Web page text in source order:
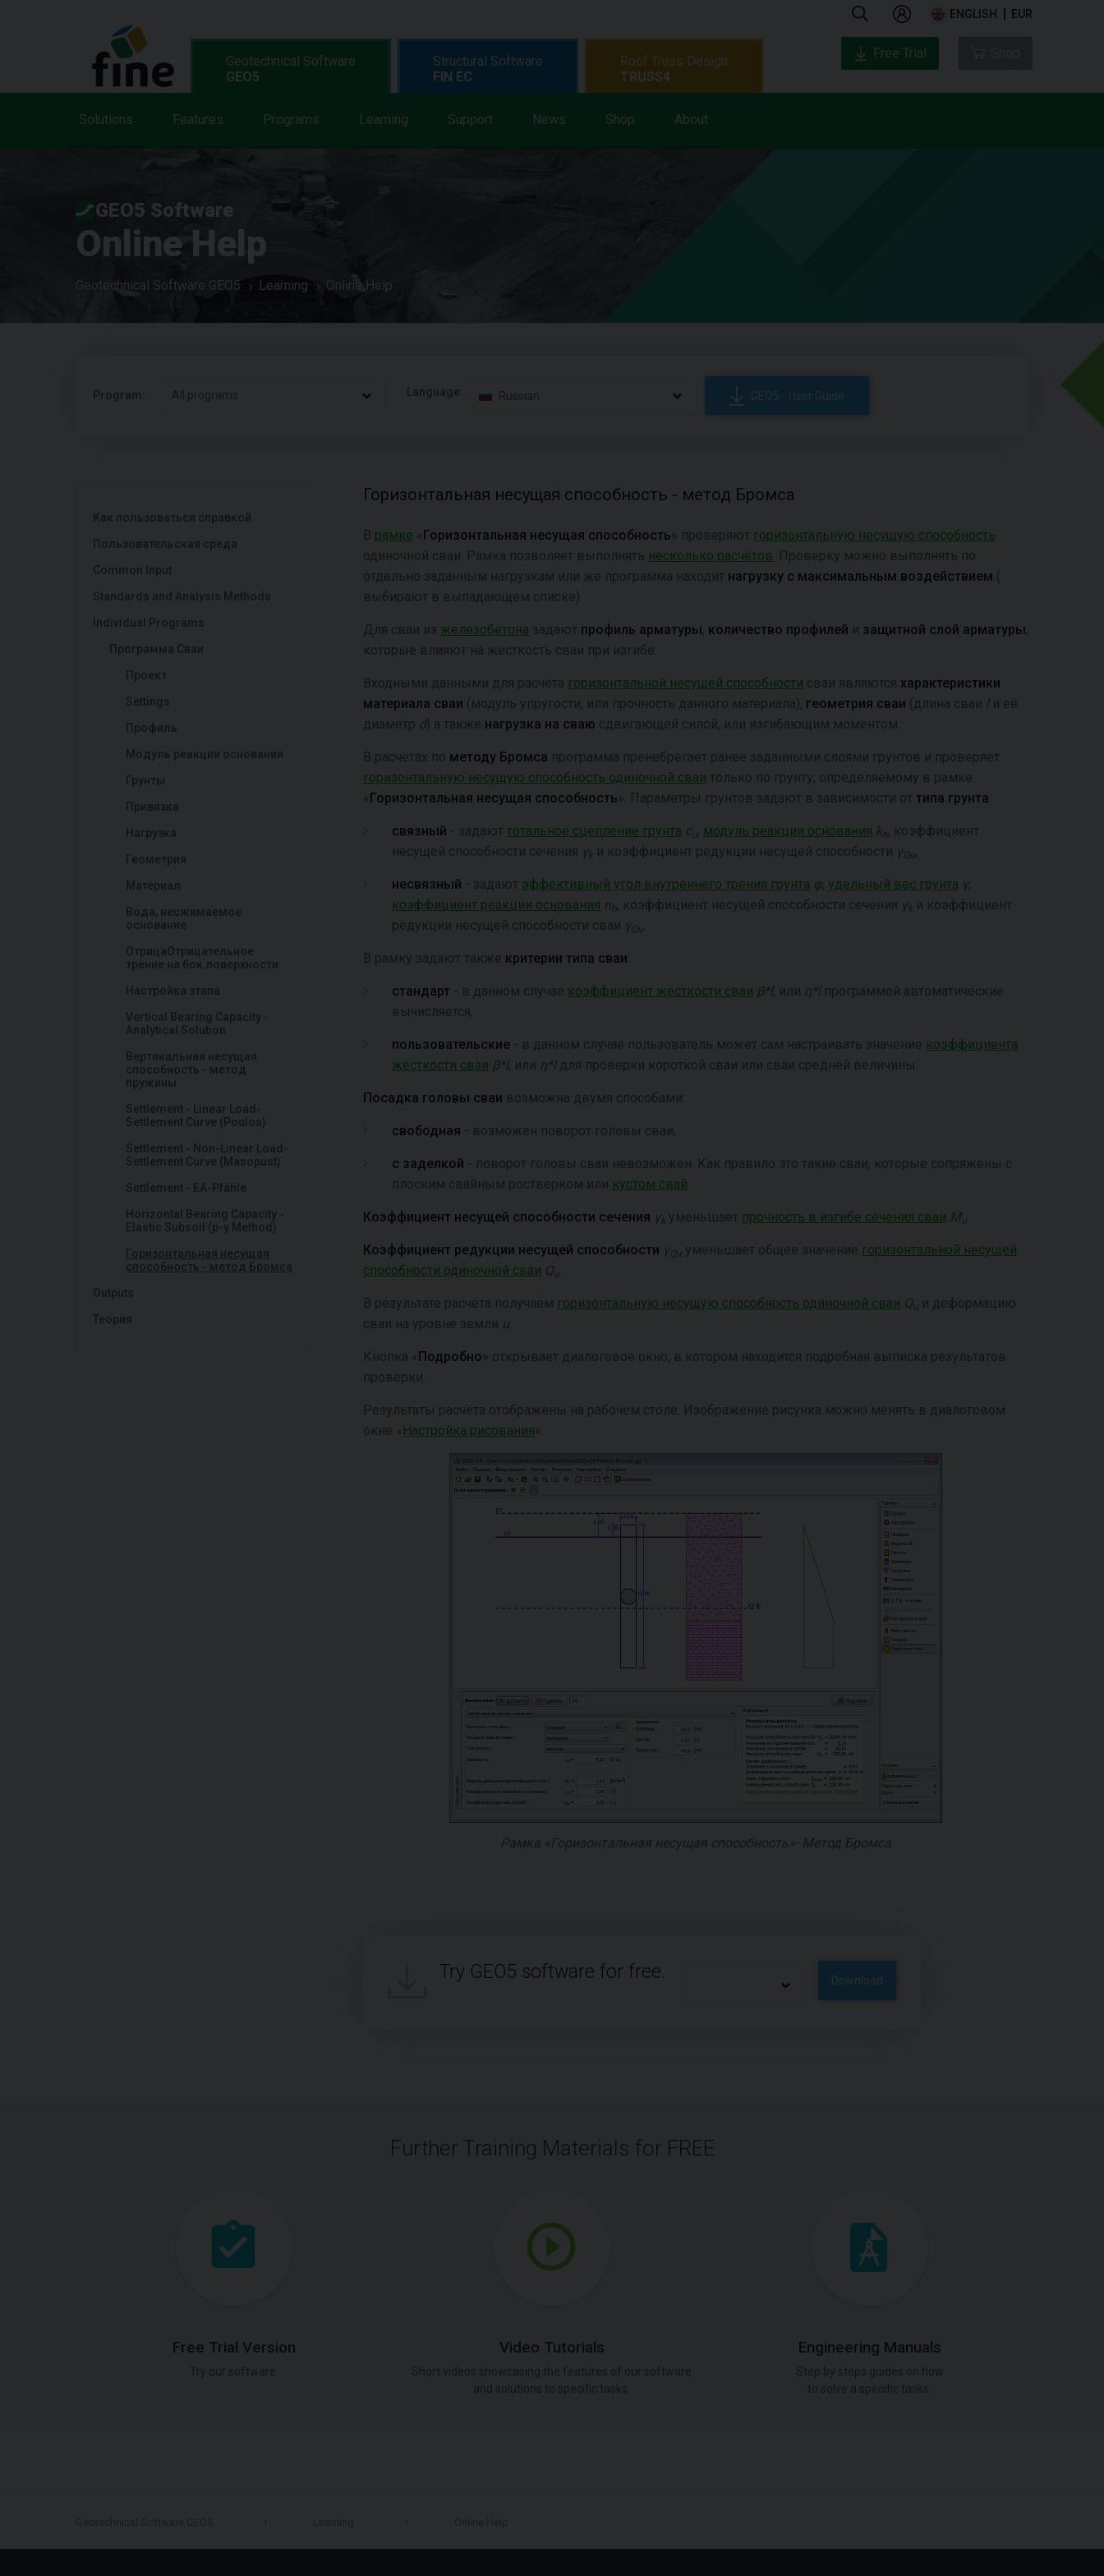
ENGLISH EUR
Geotechnical Software
GEO5
Solutions Features Programs Learning Support News Shop About
Structural Software
FIN EC
Roof Truss Design
TRUSS4
Free Trial
GEO5 Software
Online Help
Geotechnical Software GEO5 Learning Online Help
Program: All programs Language: Russian GEO5 - User Guide
Как пользоваться справкой
Пользовательская среда
Common Input
Standards and Analysis Methods
Individual Programs
Программа Сваи
Проект
Settings
Профиль
Модуль реакции основания
Грунты
Привязка
Нагрузка
Геометрия
Материал
Вода, несжимаемое
основание
ОтрицаОтрицательное
трение на бок.поверхности
Настройка зтапа
Vertical Bearing Capacity -
Analytical Solution
Вертикальная несущая
способность - метод
пружины
Settlement - Linear Load-
Settlement Curve (Poulos)
Settlement - Non-Linear Load-
Settlement Curve (Masopust)
Settlement - EA-Pfähle
Horizontal Bearing Capacity -
Elastic Subsoil (p-y Method)
Горизонтальная несущая
способность - метод Бромса
Outputs
Теория
Горизонтальная несущая способность - метод Бромса
В рамке « Горизонтальная несущая способность » проверяют горизонтальную несущую способность
одиночной сваи. Рамка позволяет выполнять несколько расчётов . Проверку можно выполнять по
отдельно заданным нагрузкам или же программа находит нагрузку с максимальным воздействием (
выбирают в выпадающем списке).
Для сваи из железобетона задают профиль арматуры, количество профилей и защитной слой арматуры,
которые влияют на жёсткость сваи при изгибе.
Входными данными для расчёта горизонтальной несущей способности сваи являются характеристики
материала сваи (модуль упругости, или прочность данного материала), геометрия сваи (длина сваи lи её
диаметр d) а также нагрузка на сваю сдвигающей силой, или изгибающим моментом.
В расчётах по методу Бромса программа пренебрегает ранее заданными слоями грунтов и проверяет
горизонтальную несущую способность одиночной сваи только по грунту, определяемому в рамке
« Горизонтальная несущая способность ». Параметры грунтов задают в зависимости от типа грунта
связный - задают тотальное сцепление грунта c u, модуль реакции основания kh , коэффициент
несущей способности сечения γk и коэффициент редукции несущей способности γ Qu,
несвязный - задают эффективный угол внутреннего трения грунта φ, удельный вес грунта γ,
коэффициент реакции основания nh , коэффициент несущей способности сечения γk и коэффициент
редукции несущей способности сваи γ Qu
В рамку задают также критерии типа сваи
стандарт - в данном случае коэффициент жёсткости сваи β*l, или η*lпрограммой автоматические
вычисляется,
пользовательские - в данном случае пользователь может сам настраивать значение коэффициента
жёсткости сваи β*l, или η*lдля проверки короткой сваи или сваи средней величины.
Посадка головы сваи возможна двумя способами:
свободная - возможен поворот головы сваи,
с заделкой - поворот головы сваи невозможен. Как правило это такие сваи, которые сопряжены с
плоским свайным ростверком или кустом свай
Коэффициент несущей способности сечения γk уменьшает прочность в изгибе сечения сваи Mu
Коэффициент редукции несущей способности γ Qu уменьшает общее значение горизонтальной несущей
способности одиночной сваи Qu
В результате расчёта получаем горизонтальную несущую способность одиночной сваи Qu и деформацию
сваи на уровне земли u
Кнопка « Подробно » открывает диалоговое окно, в котором находится подробная выписка результатов
проверки.
Результаты расчёта отображены на рабочем столе. Изображение рисунка можно менять в диалоговом
окне « Настройка рисования ».
Рамка «Горизонтальная несущая способность»- Метод Бромса
Try GEO5 software for free. Download
Further Training Materials for FREE
Free Trial Version Video Tutorials Engineering Manuals